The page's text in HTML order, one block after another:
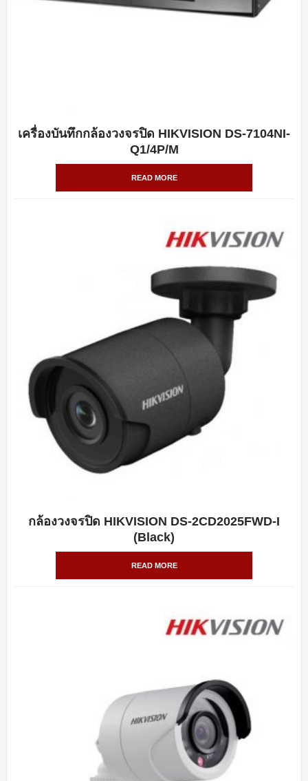
QUICK VIEW
เครื่องบันทึกกล้องวงจรปิด HIKVISION DS-7104NI-
Q1/4P/M
READ MORE
QUICK VIEW
กล้องวงจรปิด HIKVISION DS-2CD2025FWD-I
(Black)
READ MORE